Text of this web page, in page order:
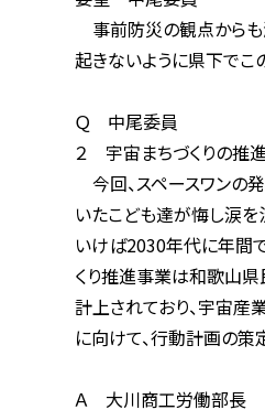
事前防災の観点からも漏水
起きないように県下でこの
Ｑ 中尾委員
２ 宇宙まちづくりの推進
今回、スペースワンの発射
いたこども達が悔し涙を流
いけば2030年代に年間で30
くり推進事業は和歌山県民
計上されており、宇宙産業へ
に向けて、行動計画の策定、
Ａ 大川商工労働部長